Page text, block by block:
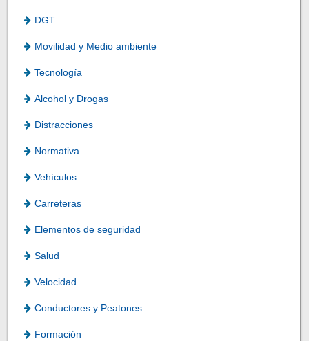
DGT
Movilidad y Medio ambiente
Tecnología
Alcohol y Drogas
Distracciones
Normativa
Vehículos
Carreteras
Elementos de seguridad
Salud
Velocidad
Conductores y Peatones
Formación